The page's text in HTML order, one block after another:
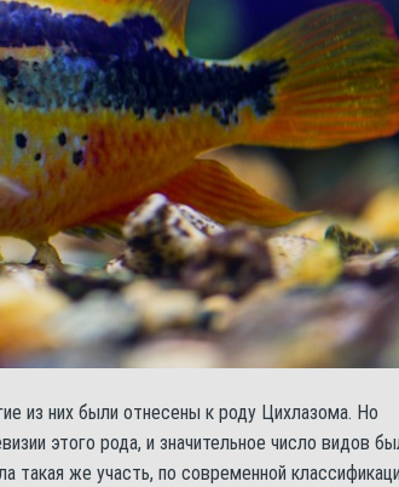
из них были отнесены к роду Цихлазома. Но
этого рода, и значительное число видов
такая же участь, по современной